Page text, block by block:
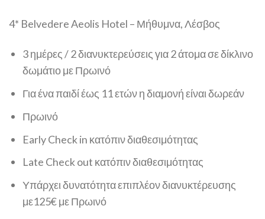
4* Belvedere Aeolis Hotel – Μήθυμνα, Λέσβος
3 ημέρες / 2 διανυκτερεύσεις για 2 άτομα σε δίκλινο
δωμάτιο με Πρωινό
Για ένα παιδί έως 11 ετών η διαμονή είναι δωρεάν
Πρωινό
Early Check in κατόπιν διαθεσιμότητας
Late Check out κατόπιν διαθεσιμότητας
Υπάρχει δυνατότητα επιπλέον διανυκτέρευσης
με125€ με Πρωινό